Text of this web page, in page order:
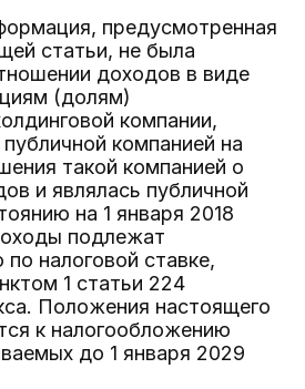
предусмотренная
статьи, не была
доходов в виде
(долям)
компании,
компанией на
такой компанией о
и являлась публичной
на 1 января 2018
подлежат
налоговой ставке,
1 статьи 224
Положения настоящего
к налогообложению
до 1 января 2029